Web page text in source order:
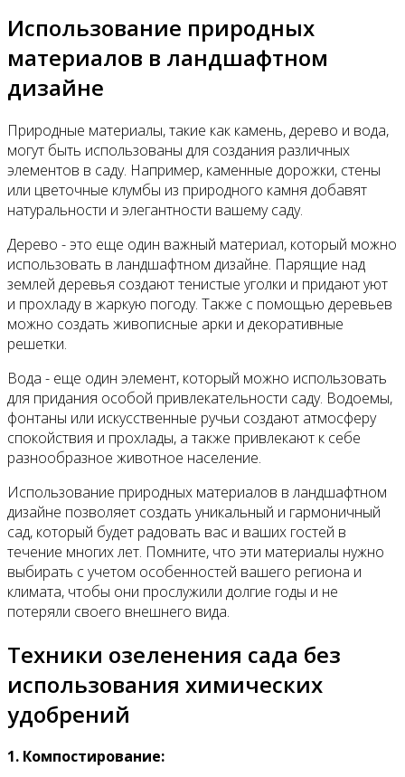
Использование природных
материалов в ландшафтном
дизайне
Природные материалы, такие как камень, дерево и вода,
могут быть использованы для создания различных
элементов в саду. Например, каменные дорожки, стены
или цветочные клумбы из природного камня добавят
натуральности и элегантности вашему саду.
Дерево - это еще один важный материал, который можно
использовать в ландшафтном дизайне. Парящие над
землей деревья создают тенистые уголки и придают уют
и прохладу в жаркую погоду. Также с помощью деревьев
можно создать живописные арки и декоративные
решетки.
Вода - еще один элемент, который можно использовать
для придания особой привлекательности саду. Водоемы,
фонтаны или искусственные ручьи создают атмосферу
спокойствия и прохлады, а также привлекают к себе
разнообразное животное население.
Использование природных материалов в ландшафтном
дизайне позволяет создать уникальный и гармоничный
сад, который будет радовать вас и ваших гостей в
течение многих лет. Помните, что эти материалы нужно
выбирать с учетом особенностей вашего региона и
климата, чтобы они прослужили долгие годы и не
потеряли своего внешнего вида.
Техники озеленения сада без
использования химических
удобрений
1. Компостирование: